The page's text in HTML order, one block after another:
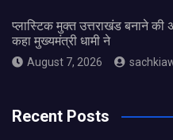
प्लास्टिक मुक्त उत्तराखंड बनाने की
कहा मुख्यमंत्री धामी ने
August 7, 2026
Recent Posts